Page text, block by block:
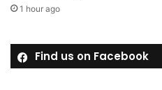
1 hour ago
Find us on Facebook